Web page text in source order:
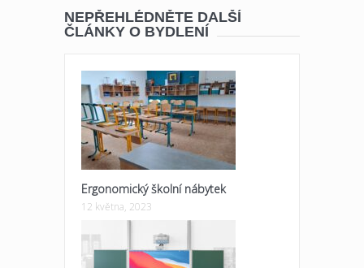
NEPŘEHLÉDNĚTE DALŠÍ
ČLÁNKY O BYDLENÍ
Ergonomický školní nábytek
12 května, 2023